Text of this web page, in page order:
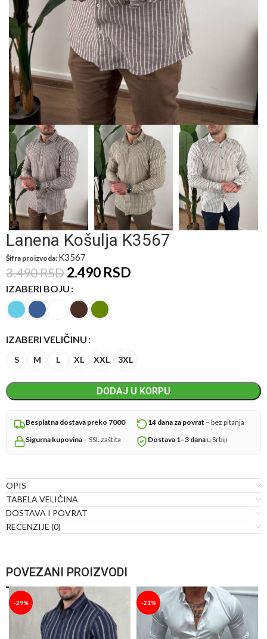
Lanena Košulja K3567
Šifra proizvoda: K3567
3.490RSD 2.490 RSD
IZABERI BOJU
IZABERI VELIČINU
S M L XL XXL 3XL
DODAJ U KORPU
Besplatna dostava preko 7000 14 dana za povrat – bez pitanja
Sigurna kupovina – SSL zaštita Dostava 1–3 danau Srbiji
OPIS
TABELA VELIČINA
DOSTAVA I POVRAT
RECENZIJE (0)
POVEZANI PROIZVODI
-29% -21%